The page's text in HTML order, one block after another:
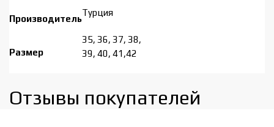
Производитель
Турция
Размер
35, 36, 37, 38,
39, 40, 41,42
Отзывы покупателей​